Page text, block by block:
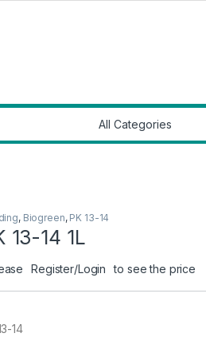
, Biogreen, PK 13-14
13-14 1L
Register/Login to see the price
14